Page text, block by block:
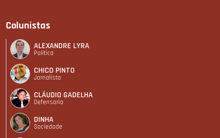
Colunistas
ALEXANDRE LYRA
Política
CHICO PINTO
Jornalista
CLÁUDIO GADELHA
Defensoria
DINHA
Sociedade